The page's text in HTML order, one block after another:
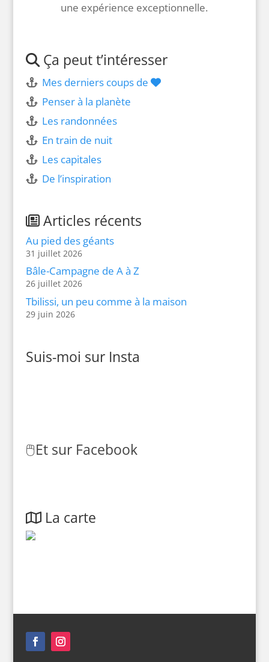
une expérience exceptionnelle.
Ça peut t’intéresser
Mes derniers coups de
Penser à la planète
Les randonnées
En train de nuit
Les capitales
De l’inspiration
Articles récents
Au pied des géants
31 juillet 2026
Bâle-Campagne de A à Z
26 juillet 2026
Tbilissi, un peu comme à la maison
29 juin 2026
Suis-moi sur Insta
🖱️Et sur Facebook
La carte